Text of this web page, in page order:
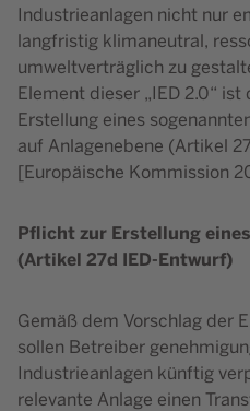
Industrieanlagen nicht nur
langfristig klimaneutral,
umweltverträglich zu
Element dieser „IED 2.0“
Erstellung eines
auf Anlagenebene (Artikel
[Europäische Kommission
Pflicht zur Erstellung
(Artikel 27d IED-Entwurf)
Gemäß dem Vorschlag der
sollen Betreiber
Industrieanlagen künftig
relevante Anlage einen